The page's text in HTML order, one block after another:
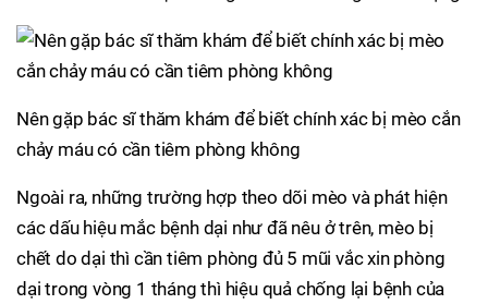
Nên gặp bác sĩ thăm khám để biết chính xác bị mèo cắn
chảy máu có cần tiêm phòng không
Ngoài ra, những trường hợp theo dõi mèo và phát hiện
các dấu hiệu mắc bệnh dại như đã nêu ở trên, mèo bị
chết do dại thì cần tiêm phòng đủ 5 mũi vắc xin phòng
dại trong vòng 1 tháng thì hiệu quả chống lại bệnh của